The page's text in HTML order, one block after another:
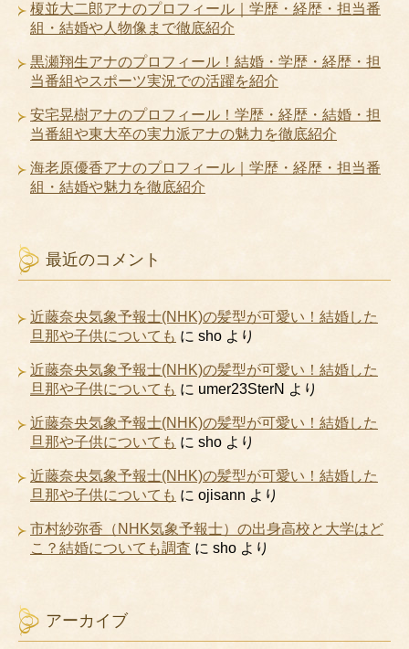
榎並大二郎アナのプロフィール｜学歴・経歴・担当番
組・結婚や人物像まで徹底紹介
黒瀬翔生アナのプロフィール！結婚・学歴・経歴・担
当番組やスポーツ実況での活躍を紹介
安宅晃樹アナのプロフィール！学歴・経歴・結婚・担
当番組や東大卒の実力派アナの魅力を徹底紹介
海老原優香アナのプロフィール｜学歴・経歴・担当番
組・結婚や魅力を徹底紹介
最近のコメント
近藤奈央気象予報士(NHK)の髪型が可愛い！結婚した
旦那や子供についても に sho より
近藤奈央気象予報士(NHK)の髪型が可愛い！結婚した
旦那や子供についても に umer23SterN より
近藤奈央気象予報士(NHK)の髪型が可愛い！結婚した
旦那や子供についても に sho より
近藤奈央気象予報士(NHK)の髪型が可愛い！結婚した
旦那や子供についても に ojisann より
市村紗弥香（NHK気象予報士）の出身高校と大学はど
こ？結婚についても調査 に sho より
アーカイブ